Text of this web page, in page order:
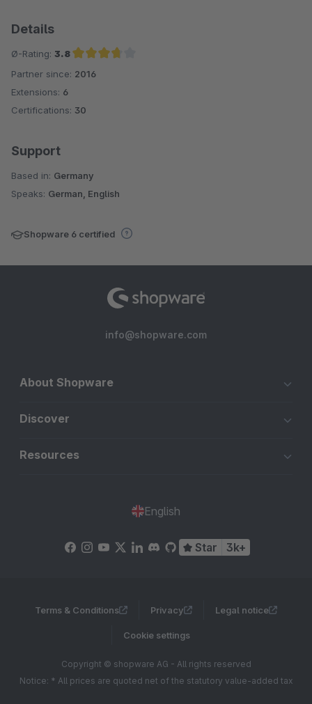
Details
Ø-Rating: 3.8
Average rating of 3.8 out of 5 stars
Partner since: 2016
Extensions: 6
Certifications: 30
Support
Based in: Germany
Speaks: German, English
Shopware 6 certified
info@shopware.com
About Shopware
Discover
Resources
English
Star 3k+
Terms & Conditions Privacy Legal notice
Cookie settings
Copyright © shopware AG - All rights reserved
Notice: * All prices are quoted net of the statutory value-added tax